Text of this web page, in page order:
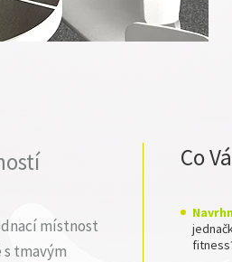
místnost
tmavým
Co